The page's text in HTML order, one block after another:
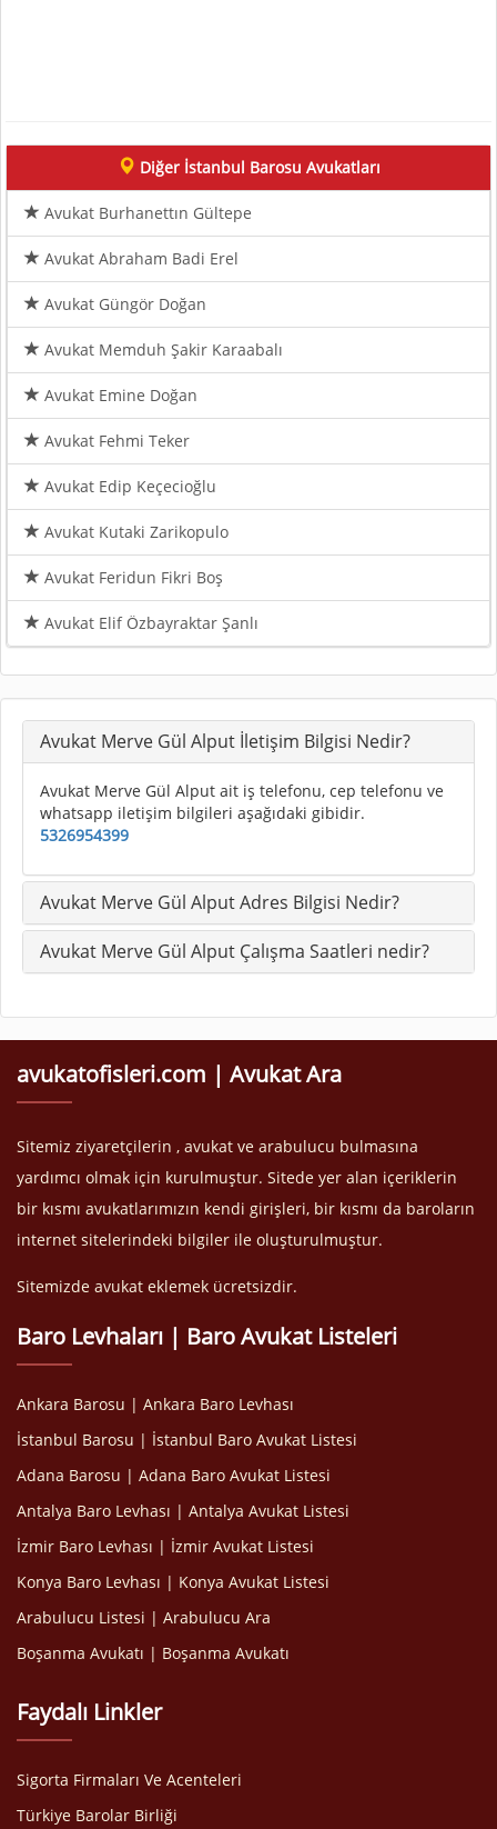
Diğer İstanbul Barosu Avukatları
Avukat Burhanettın Gültepe
Avukat Abraham Badi Erel
Avukat Güngör Doğan
Avukat Memduh Şakir Karaabalı
Avukat Emine Doğan
Avukat Fehmi Teker
Avukat Edip Keçecioğlu
Avukat Kutaki Zarikopulo
Avukat Feridun Fikri Boş
Avukat Elif Özbayraktar Şanlı
Avukat Merve Gül Alput İletişim Bilgisi Nedir?
Avukat Merve Gül Alput ait iş telefonu, cep telefonu ve
whatsapp iletişim bilgileri aşağıdaki gibidir.
5326954399
Avukat Merve Gül Alput Adres Bilgisi Nedir?
Avukat Merve Gül Alput Çalışma Saatleri nedir?
avukatofisleri.com | Avukat Ara
Sitemiz ziyaretçilerin , avukat ve arabulucu bulmasına
yardımcı olmak için kurulmuştur. Sitede yer alan içeriklerin
bir kısmı avukatlarımızın kendi girişleri, bir kısmı da baroların
internet sitelerindeki bilgiler ile oluşturulmuştur.
Sitemizde avukat eklemek ücretsizdir.
Baro Levhaları | Baro Avukat Listeleri
Ankara Barosu | Ankara Baro Levhası
İstanbul Barosu | İstanbul Baro Avukat Listesi
Adana Barosu | Adana Baro Avukat Listesi
Antalya Baro Levhası | Antalya Avukat Listesi
İzmir Baro Levhası | İzmir Avukat Listesi
Konya Baro Levhası | Konya Avukat Listesi
Arabulucu Listesi | Arabulucu Ara
Boşanma Avukatı | Boşanma Avukatı
Faydalı Linkler
Sigorta Firmaları Ve Acenteleri
Türkiye Barolar Birliği